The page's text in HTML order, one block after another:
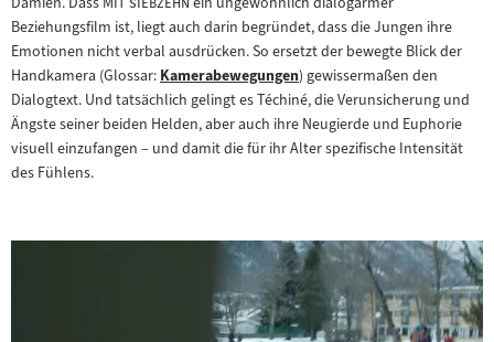
Beziehungsfilm ist, liegt auch darin begründet, dass die Jungen ihre
Emotionen nicht verbal ausdrücken. So ersetzt der bewegte Blick der
Handkamera (Glossar:Zum
Inhalt:
Kamerabewegungen) gewissermaßen den
Dialogtext. Und tatsächlich gelingt es Téchiné, die Verunsicherung und
Ängste seiner beiden Helden, aber auch ihre Neugierde und Euphorie
visuell einzufangen – und damit die für ihr Alter spezifische Intensität
des Fühlens.